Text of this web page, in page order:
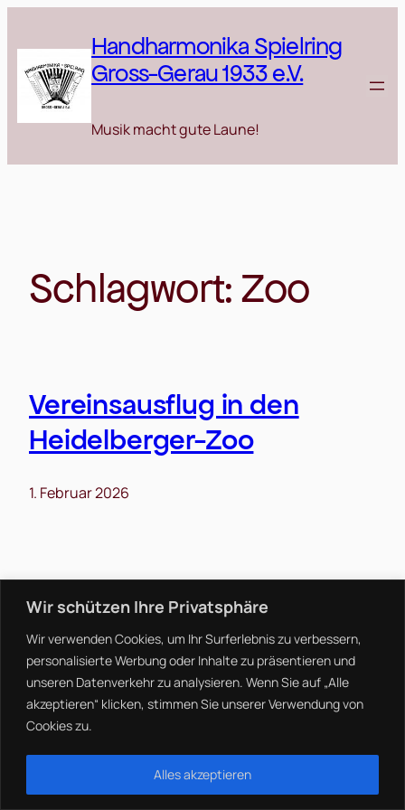
Wir schützen Ihre Privatsphäre
Wir verwenden Cookies, um Ihr Surferlebnis zu verbessern,
personalisierte Werbung oder Inhalte zu präsentieren und
unseren Datenverkehr zu analysieren. Wenn Sie auf „Alle
akzeptieren“ klicken, stimmen Sie unserer Verwendung von
Cookies zu.
Alles akzeptieren
springen
Handharmonika Spielring
Gross-Gerau 1933 e.V.
Musik macht gute Laune!
Schlagwort:Zoo
Vereinsausflug in den
Heidelberger-Zoo
1. Februar 2026
Handharmonika Spielring
Gross-Gerau 1933 e.V.
Impressum
Haftungsausschluss
Datenschutz